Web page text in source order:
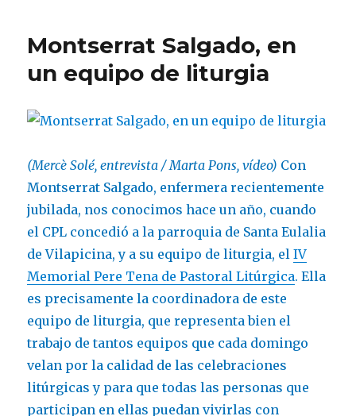
Montserrat Salgado, en
un equipo de liturgia
(Mercè Solé, entrevista / Marta Pons, vídeo) Con
Montserrat Salgado, enfermera recientemente
jubilada, nos conocimos hace un año, cuando
el CPL concedió a la parroquia de Santa Eulalia
de Vilapicina, y a su equipo de liturgia, elIV
Memorial Pere Tena de Pastoral Litúrgica. Ella
es precisamente la coordinadora de este
equipo de liturgia, que representa bien el
trabajo de tantos equipos que cada domingo
velan por la calidad de las celebraciones
litúrgicas y para que todas las personas que
participan en ellas puedan vivirlas con